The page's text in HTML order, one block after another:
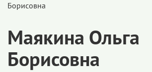
Борисовна
Маякина Ольга
Борисовна